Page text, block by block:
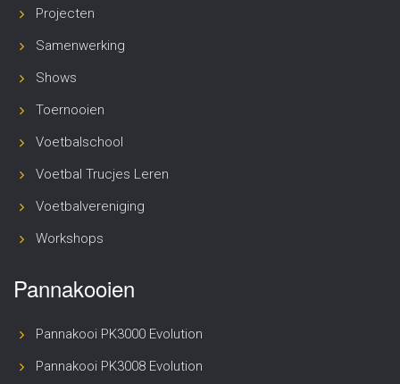
Projecten
Samenwerking
Shows
Toernooien
Voetbalschool
Voetbal Trucjes Leren
Voetbalvereniging
Workshops
Pannakooien
Pannakooi PK3000 Evolution
Pannakooi PK3008 Evolution